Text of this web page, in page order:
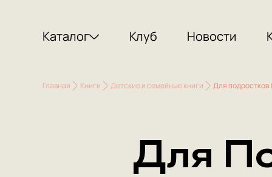
Каталог Клуб Новости
Главная Книги Детские и семейные книги Для подростков
Для